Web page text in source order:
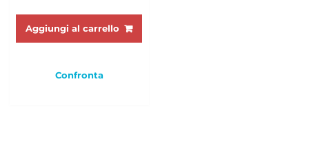
Aggiungi al carrello
Confronta